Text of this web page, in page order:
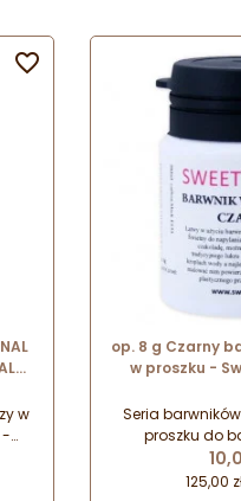
w
-

op. 8 g Czarny
w proszku -
Seria
proszku do
królewskiego i
Barwniki do125,00